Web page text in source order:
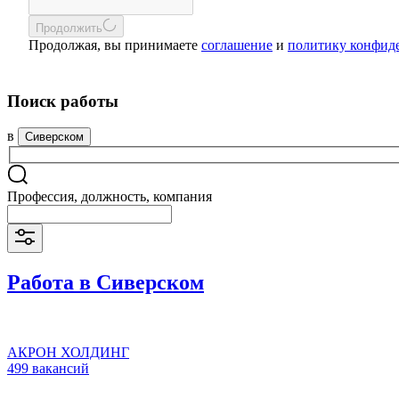
Продолжить
Продолжая, вы принимаете соглашение и политику
Поиск работы
в Сиверском
Профессия, должность, компания
Работа в Сиверском
АКРОН ХОЛДИНГ
499 вакансий